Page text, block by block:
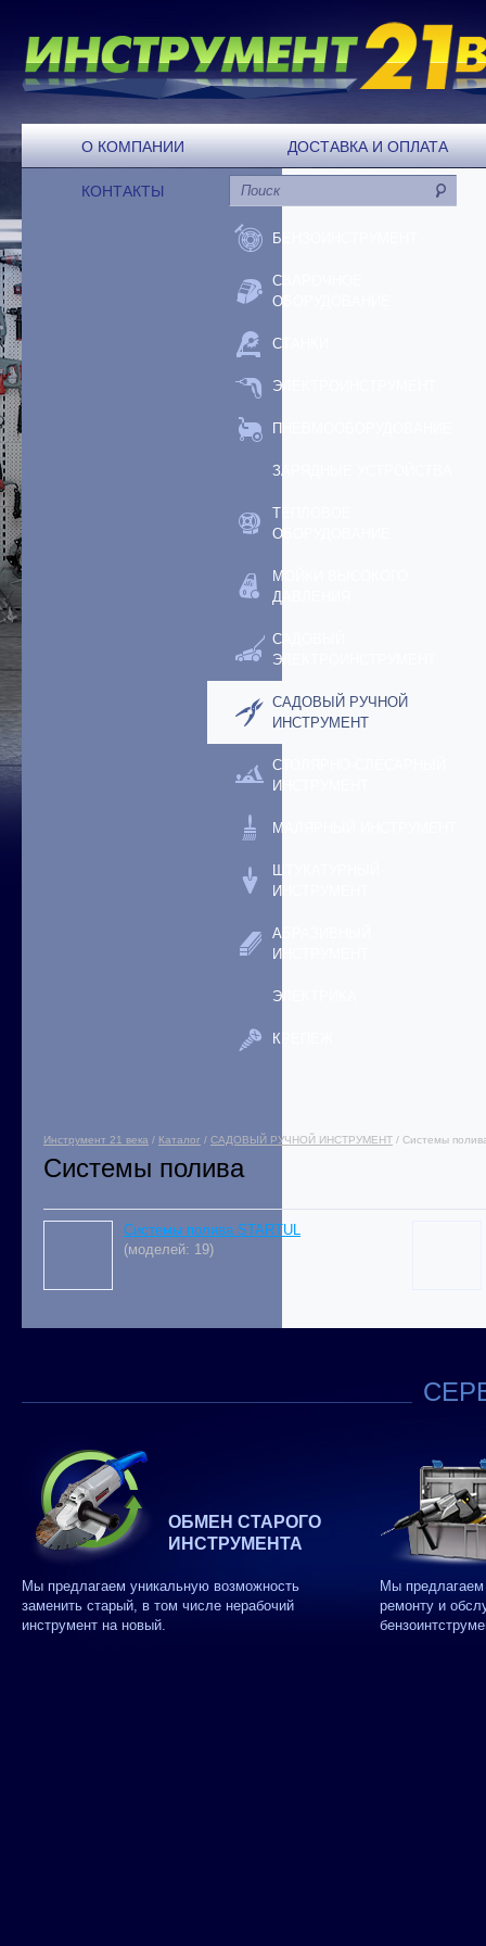
О КОМПАНИИ ДОСТАВКА И ОПЛАТА
КОНТАКТЫ
БЕНЗОИНСТРУМЕНТ
СВАРОЧНОЕ
ОБОРУДОВАНИЕ
СТАНКИ
ЭЛЕКТРОИНСТРУМЕНТ
ПНЕВМООБОРУДОВАНИЕ
ЗАРЯДНЫЕ УСТРОЙСТВА
ТЕПЛОВОЕ
ОБОРУДОВАНИЕ
МОЙКИ ВЫСОКОГО
ДАВЛЕНИЯ
САДОВЫЙ
ЭЛЕКТРОИНСТРУМЕНТ
САДОВЫЙ РУЧНОЙ
ИНСТРУМЕНТ
СТОЛЯРНО-СЛЕСАРНЫЙ
ИНСТРУМЕНТ
МАЛЯРНЫЙ ИНСТРУМЕНТ
ШТУКАТУРНЫЙ
ИНСТРУМЕНТ
АБРАЗИВНЫЙ
ИНСТРУМЕНТ
ЭЛЕКТРИКА
КРЕПЕЖ
Инструмент 21 века / Каталог / САДОВЫЙ РУЧНОЙ ИНСТРУМЕНТ / Системы
Системы полива
Системы полива STARTUL
(моделей: 19)
ОБМЕН СТАРОГО
ИНСТРУМЕНТА
Мы предлагаем уникальную возможность
заменить старый, в том числе нерабочий
инструмент на новый.
Мы
ремонту и